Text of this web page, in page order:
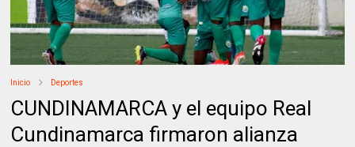
Inicio Deportes
CUNDINAMARCA y el equipo Real
Cundinamarca firmaron alianza